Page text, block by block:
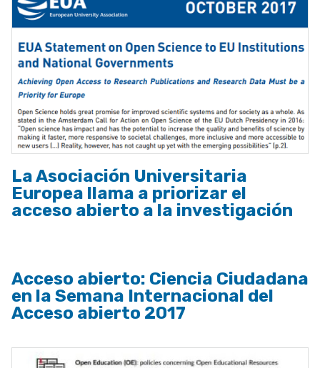
La Asociación Universitaria
Europea llama a priorizar el
acceso abierto a la investigación
Acceso abierto: Ciencia Ciudadana
en la Semana Internacional del
Acceso abierto 2017